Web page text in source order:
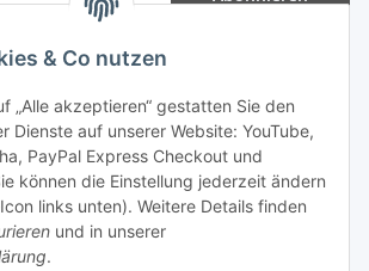
& Co nutzen
„Alle akzeptieren“ gestatten Sie den
Dienste auf unserer Website: YouTube,
PayPal Express Checkout und
können die Einstellung jederzeit ändern
links unten). Weitere Details finden
und in unserer
.
Vertrag widerrufen